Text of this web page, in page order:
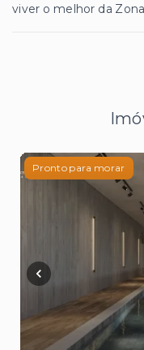
viver o melhor da
Pronto para morar